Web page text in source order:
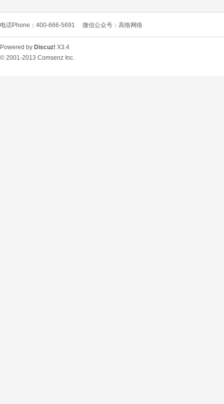
L
电话Phone：400-666-5691 微信公众号：高恪网络
Powered by Discuz! X3.4
© 2001-2013 Comsenz Inc.